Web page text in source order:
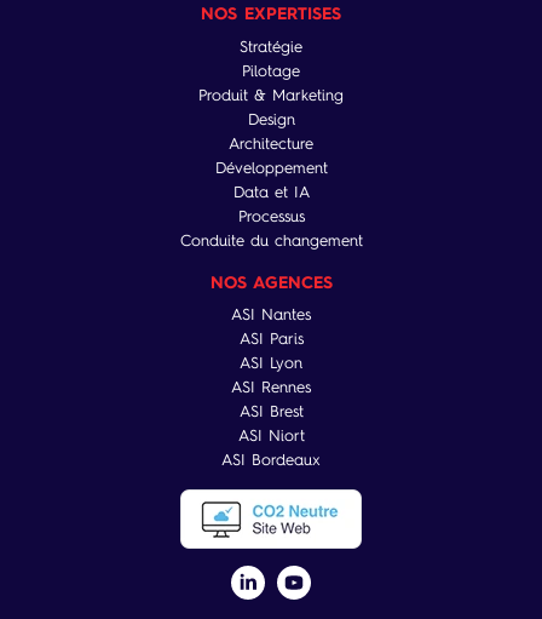
NOS EXPERTISES
Stratégie
Pilotage
Produit & Marketing
Design
Architecture
Développement
Data et IA
Processus
Conduite du changement
NOS AGENCES
ASI Nantes
ASI Paris
ASI Lyon
ASI Rennes
ASI Brest
ASI Niort
ASI Bordeaux